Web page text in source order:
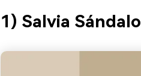
1) Salvia Sándalo